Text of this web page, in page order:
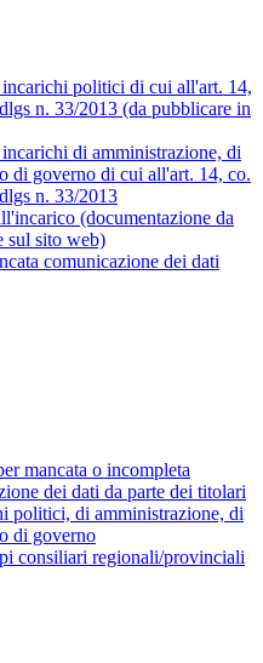
politici di cui all'art. 14,
n. 33/2013 (da pubblicare in
di amministrazione, di
di governo di cui all'art. 14, co.
n. 33/2013
(documentazione da
sul sito web)
comunicazione dei dati
mancata o incompleta
dei dati da parte dei titolari
politici, di amministrazione, di
di governo
consiliari regionali/provinciali